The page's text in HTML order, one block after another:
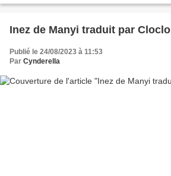
Inez de Manyi traduit par Cloclo
Publié le 24/08/2023 à 11:53
Par Cynderella